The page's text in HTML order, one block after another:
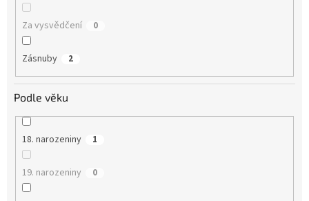
Za vysvědčení 0
Zásnuby 2
Podle věku
18. narozeniny 1
19. narozeniny 0